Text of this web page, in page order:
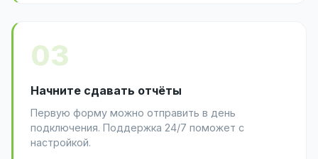
03
Начните сдавать отчёты
Первую форму можно отправить в день
подключения. Поддержка 24/7 поможет с
настройкой.